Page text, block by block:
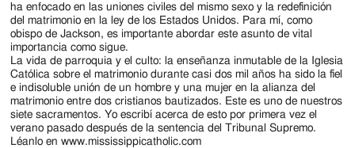
ha enfocado en las uniones civiles del mismo sexo y la redefinición
del matrimonio en la ley de los Estados Unidos. Para mí, como
obispo de Jackson, es importante abordar este asunto de vital
importancia como sigue.
La vida de parroquia y el culto: la enseñanza inmutable de la Iglesia
Católica sobre el matrimonio durante casi dos mil años ha sido la fiel
e indisoluble unión de un hombre y una mujer en la alianza del
matrimonio entre dos cristianos bautizados. Este es uno de nuestros
siete sacramentos. Yo escribí acerca de esto por primera vez el
verano pasado después de la sentencia del Tribunal Supremo.
Léanlo en www.mississippicatholic.com